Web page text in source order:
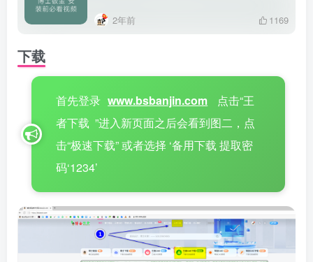
2年前 1169
下载
首先登录 www.bsbanjin.com 点击“王
者下载 ”进入新页面之后会看到图二，点
击“极速下载” 或者选择 ‘备用下载 提取密
码‘1234’